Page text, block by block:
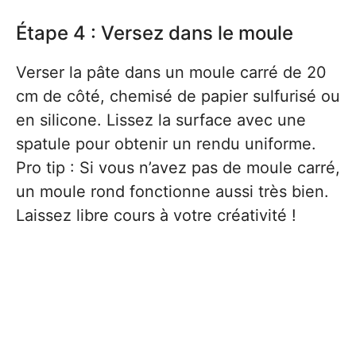
Étape 4 : Versez dans le moule
Verser la pâte dans un moule carré de 20
cm de côté, chemisé de papier sulfurisé ou
en silicone. Lissez la surface avec une
spatule pour obtenir un rendu uniforme.
Pro tip : Si vous n’avez pas de moule carré,
un moule rond fonctionne aussi très bien.
Laissez libre cours à votre créativité !